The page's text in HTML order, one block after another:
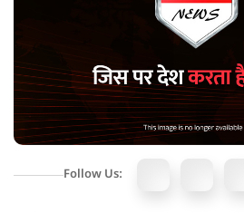
Follow Us: